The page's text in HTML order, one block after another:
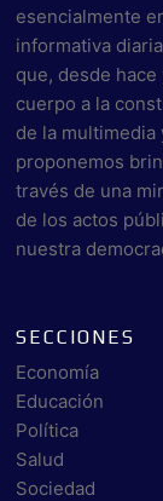
esencialmente
informativa
que, desde
cuerpo a la
de la
proponemos
través de una
de los actos
nuestra
SECCIONES
Economía
Educación
Política
Salud
Sociedad